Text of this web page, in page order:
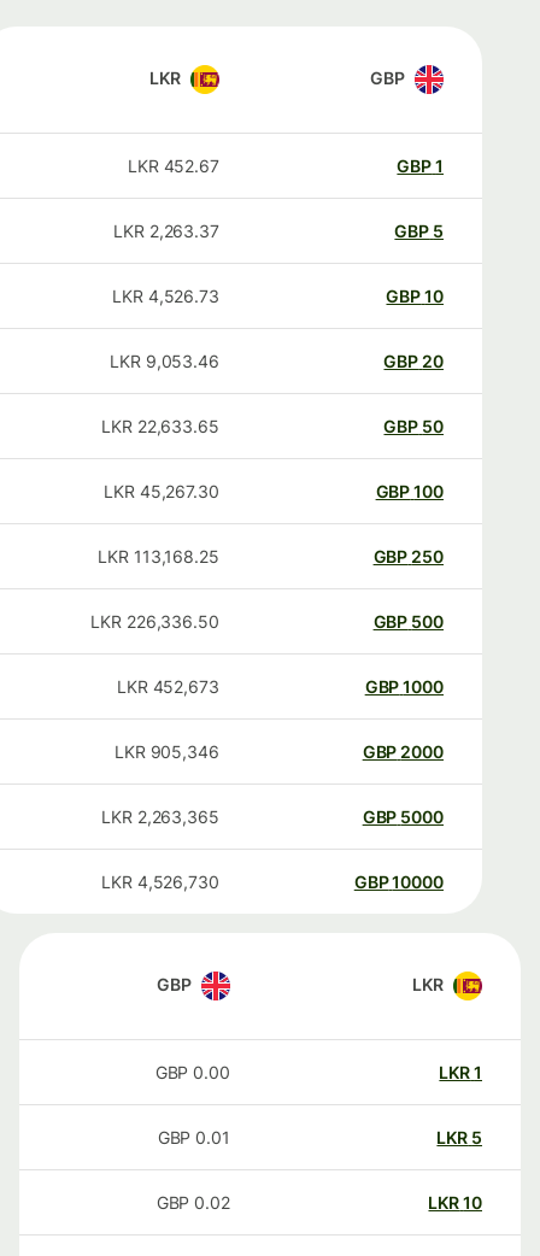
GBP
LKR
GBP
452.67
LKR
GBP
2,263.37
LKR
GBP
4,526.73
LKR
20
GBP
9,053.46
LKR
50
GBP
22,633.65
LKR
100
GBP
45,267.30
LKR
250
GBP
113,168.25
LKR
500
GBP
226,336.50
LKR
1000
GBP
452,673
LKR
2000
GBP
905,346
LKR
5000
GBP
2,263,365
LKR
10000
GBP
4,526,730
LKR
LKR
GBP
LKR
0.00
GBP
LKR
0.01
GBP
LKR
0.02
GBP